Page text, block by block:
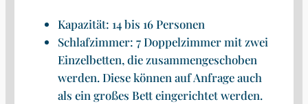
Kapazität: 14 bis 16 Personen
Schlafzimmer: 7 Doppelzimmer mit zwei
Einzelbetten, die zusammengeschoben
werden. Diese können auf Anfrage auch
als ein großes Bett eingerichtet werden.